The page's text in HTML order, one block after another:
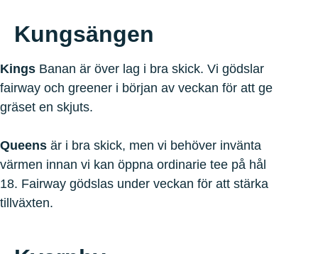
Kungsängen
Kings Banan är över lag i bra skick. Vi gödslar
fairway och greener i början av veckan för att ge
gräset en skjuts.
Queens är i bra skick, men vi behöver invänta
värmen innan vi kan öppna ordinarie tee på hål
18. Fairway gödslas under veckan för att stärka
tillväxten.